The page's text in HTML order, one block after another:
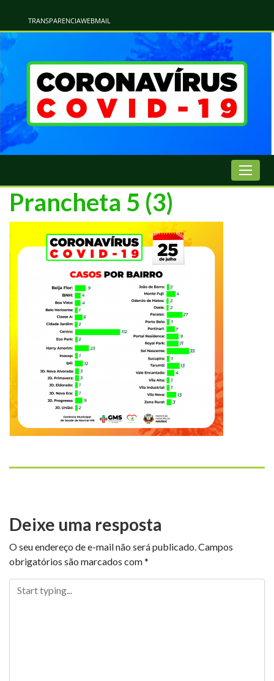
TRANSPARENCIAWEBMAIL
Prancheta 5 (3)
Deixe uma resposta
O seu endereço de e-mail não será publicado.Campos
obrigatórios são marcados com*